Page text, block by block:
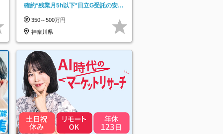
確約*残業月5h以下*日立G受託の安定
350～500万円
神奈川県